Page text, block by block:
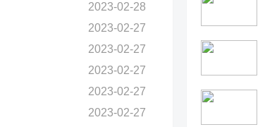
2023-02-28
2023-02-27
2023-02-27
2023-02-27
2023-02-27
2023-02-27